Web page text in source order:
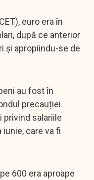
euro era în
după ce anterior
și apropiindu-se de
au fost în
precauției
privind salariile
iunie, care va fi
600 era aproape